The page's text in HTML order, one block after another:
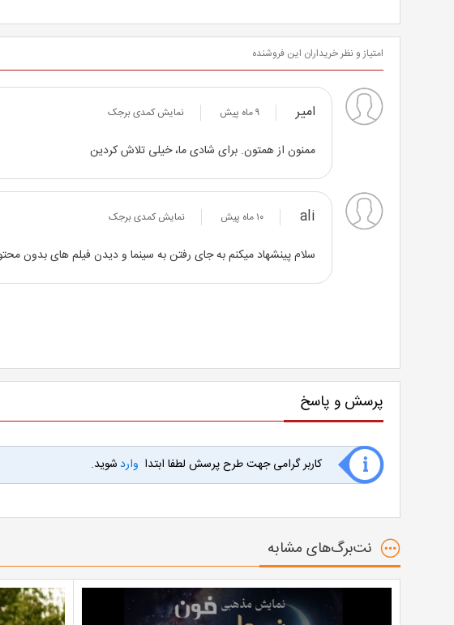
امتیاز و نظر خریداران این فروشنده
امیر ۹ ماه پیش نمایش کمدی برجک
ممنون از همتون. برای شادی ما، خیلی تلاش کردین
ali ۱۰ ماه پیش نمایش کمدی برجک
سلام پینشهاد میکنم به جای رفتن به سینما و دیدن فیلم های بدون
پرسش و پاسخ
کاربر گرامی جهت طرح پرسش لطفا ابتدا واردشوید.
نت‌برگ‌های مشابه